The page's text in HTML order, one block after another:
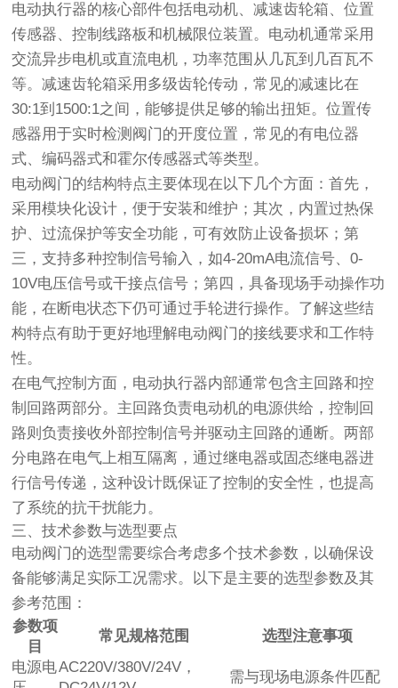
电动执行器的核心部件包括电动机、减速齿轮箱、位置
传感器、控制线路板和机械限位装置。电动机通常采用
交流异步电机或直流电机，功率范围从几瓦到几百瓦不
等。减速齿轮箱采用多级齿轮传动，常见的减速比在
30:1到1500:1之间，能够提供足够的输出扭矩。位置传
感器用于实时检测阀门的开度位置，常见的有电位器
式、编码器式和霍尔传感器式等类型。
电动阀门的结构特点主要体现在以下几个方面：首先，
采用模块化设计，便于安装和维护；其次，内置过热保
护、过流保护等安全功能，可有效防止设备损坏；第
三，支持多种控制信号输入，如4-20mA电流信号、0-
10V电压信号或干接点信号；第四，具备现场手动操作功
能，在断电状态下仍可通过手轮进行操作。了解这些结
构特点有助于更好地理解电动阀门的接线要求和工作特
性。
在电气控制方面，电动执行器内部通常包含主回路和控
制回路两部分。主回路负责电动机的电源供给，控制回
路则负责接收外部控制信号并驱动主回路的通断。两部
分电路在电气上相互隔离，通过继电器或固态继电器进
行信号传递，这种设计既保证了控制的安全性，也提高
了系统的抗干扰能力。
三、技术参数与选型要点
电动阀门的选型需要综合考虑多个技术参数，以确保设
备能够满足实际工况需求。以下是主要的选型参数及其
参考范围：
参数项
目
常见规格范围
选型注意事项
电源电AC220V/380V/24V，
需与现场电源条件匹配